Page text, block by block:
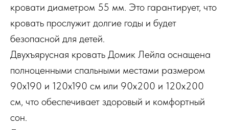
кровати диаметром 55 мм. Это гарантирует, что
кровать прослужит долгие годы и будет
безопасной для детей.
Двухъярусная кровать Домик Лейла оснащена
полноценными спальными местами размером
90х190 и 120х190 см или 90х200 и 120х200
см, что обеспечивает здоровый и комфортный
сон.